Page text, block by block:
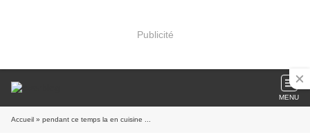
Publicité
MENU
Accueil » pendant ce temps la en cuisine ...